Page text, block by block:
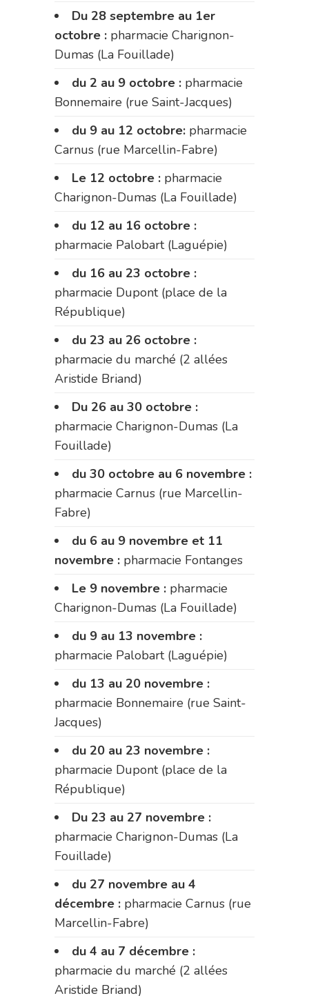
Du 28 septembre au 1er
octobre : pharmacie Charignon-
Dumas (La Fouillade)
du 2 au 9 octobre : pharmacie
Bonnemaire (rue Saint-Jacques)
du 9 au 12 octobre: pharmacie
Carnus (rue Marcellin-Fabre)
Le 12 octobre : pharmacie
Charignon-Dumas (La Fouillade)
du 12 au 16 octobre :
pharmacie Palobart (Laguépie)
du 16 au 23 octobre :
pharmacie Dupont (place de la
République)
du 23 au 26 octobre :
pharmacie du marché (2 allées
Aristide Briand)
Du 26 au 30 octobre :
pharmacie Charignon-Dumas (La
Fouillade)
du 30 octobre au 6 novembre :
pharmacie Carnus (rue Marcellin-
Fabre)
du 6 au 9 novembre et 11
novembre : pharmacie Fontanges
Le 9 novembre : pharmacie
Charignon-Dumas (La Fouillade)
du 9 au 13 novembre :
pharmacie Palobart (Laguépie)
du 13 au 20 novembre :
pharmacie Bonnemaire (rue Saint-
Jacques)
du 20 au 23 novembre :
pharmacie Dupont (place de la
République)
Du 23 au 27 novembre :
pharmacie Charignon-Dumas (La
Fouillade)
du 27 novembre au 4
décembre : pharmacie Carnus (rue
Marcellin-Fabre)
du 4 au 7 décembre :
pharmacie du marché (2 allées
Aristide Briand)